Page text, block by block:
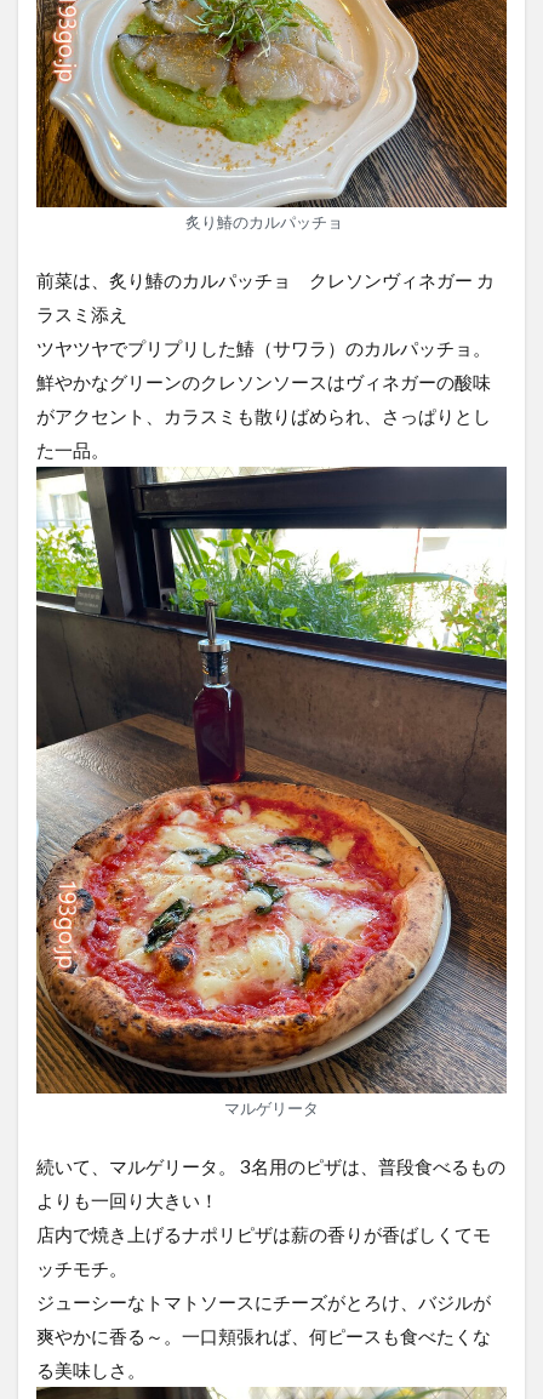
炙り鰆のカルパッチョ
前菜は、炙り鰆のカルパッチョ クレソンヴィネガー カ
ラスミ添え
ツヤツヤでプリプリした鰆（サワラ）のカルパッチョ。
鮮やかなグリーンのクレソンソースはヴィネガーの酸味
がアクセント、カラスミも散りばめられ、さっぱりとし
た一品。
マルゲリータ
続いて、マルゲリータ。 3名用のピザは、普段食べるもの
よりも一回り大きい！
店内で焼き上げるナポリピザは薪の香りが香ばしくてモ
ッチモチ。
ジューシーなトマトソースにチーズがとろけ、バジルが
爽やかに香る～。一口頬張れば、何ピースも食べたくな
る美味しさ。